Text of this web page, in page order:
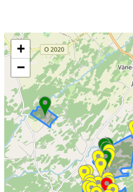
+
−